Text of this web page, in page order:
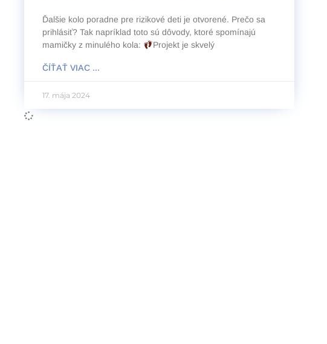
Ďalšie kolo poradne pre rizikové deti je otvorené. Prečo sa
prihlásiť? Tak napríklad toto sú dôvody, ktoré spomínajú
mamičky z minulého kola:
Projekt je skvelý
ČÍŤAŤ VIAC ...
17. mája 2024